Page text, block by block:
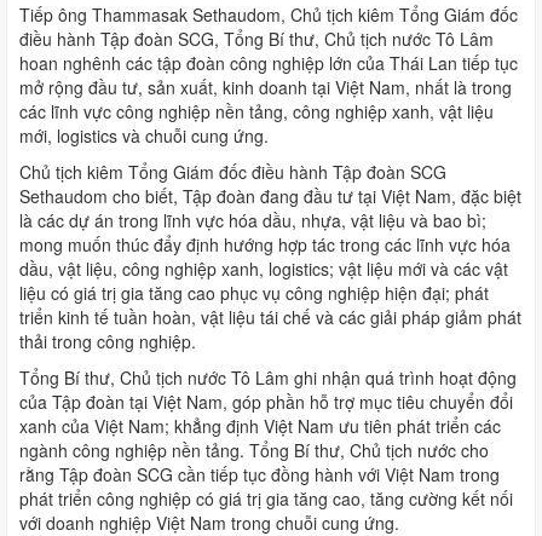
Tiếp ông Thammasak Sethaudom, Chủ tịch kiêm Tổng Giám đốc
điều hành Tập đoàn SCG, Tổng Bí thư, Chủ tịch nước Tô Lâm
hoan nghênh các tập đoàn công nghiệp lớn của Thái Lan tiếp tục
mở rộng đầu tư, sản xuất, kinh doanh tại Việt Nam, nhất là trong
các lĩnh vực công nghiệp nền tảng, công nghiệp xanh, vật liệu
mới, logistics và chuỗi cung ứng.
Chủ tịch kiêm Tổng Giám đốc điều hành Tập đoàn SCG
Sethaudom cho biết, Tập đoàn đang đầu tư tại Việt Nam, đặc biệt
là các dự án trong lĩnh vực hóa dầu, nhựa, vật liệu và bao bì;
mong muốn thúc đẩy định hướng hợp tác trong các lĩnh vực hóa
dầu, vật liệu, công nghiệp xanh, logistics; vật liệu mới và các vật
liệu có giá trị gia tăng cao phục vụ công nghiệp hiện đại; phát
triển kinh tế tuần hoàn, vật liệu tái chế và các giải pháp giảm phát
thải trong công nghiệp.
Tổng Bí thư, Chủ tịch nước Tô Lâm ghi nhận quá trình hoạt động
của Tập đoàn tại Việt Nam, góp phần hỗ trợ mục tiêu chuyển đổi
xanh của Việt Nam; khẳng định Việt Nam ưu tiên phát triển các
ngành công nghiệp nền tảng. Tổng Bí thư, Chủ tịch nước cho
rằng Tập đoàn SCG cần tiếp tục đồng hành với Việt Nam trong
phát triển công nghiệp có giá trị gia tăng cao, tăng cường kết nối
với doanh nghiệp Việt Nam trong chuỗi cung ứng.